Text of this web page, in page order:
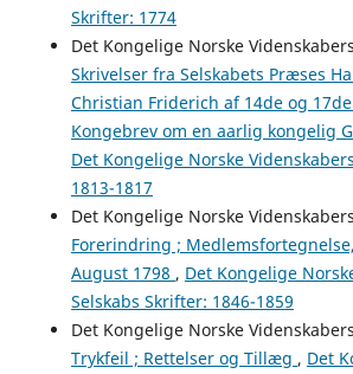
Skrifter: 1774
Det Kongelige Norske
Skrivelser fra Selskabets Præses
Christian Friderich af 14de og
Kongebrev om en aarlig kongelig
Det Kongelige Norske
1813-1817
Det Kongelige Norske
Forerindring ;
August 1798 , Det Kongelige
Selskabs Skrifter: 1846-1859
Det Kongelige Norske
Trykfeil ; Rettelser og Tillæg , Det